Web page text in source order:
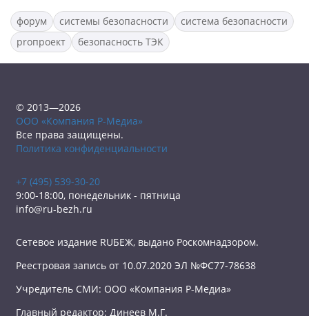
форум системы безопасности
система безопасности
proпроект
безопасность ТЭК
© 2013—2026
ООО «Компания Р-Медиа»
Все права защищены.
Политика конфиденциальности
+7 (495) 539-30-20
9:00-18:00, понедельник - пятница
info@ru-bezh.ru
Сетевое издание RUБЕЖ, выдано Роскомнадзором.
Реестровая запись от 10.07.2020 ЭЛ №ФС77-78638
Учредитель СМИ: ООО «Компания Р-Медиа»
Главный редактор: Динеев М.Г.